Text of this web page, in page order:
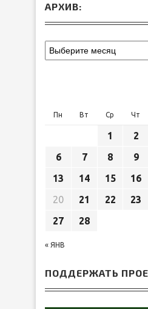
АРХИВ:
Пн Вт Ср Чт
« ЯНВ
1 2
6
7 8 9
13
14 15 16
20
21 22 23
27
28
ПОДДЕРЖАТЬ